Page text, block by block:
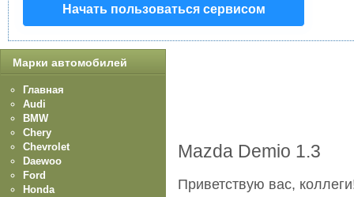
Начать пользоваться сервисом
Mazda Demio 1.3
Приветствую вас,
Марки автомобилей
Главная
Audi
BMW
Chery
Chevrolet
Daewoo
Ford
Honda